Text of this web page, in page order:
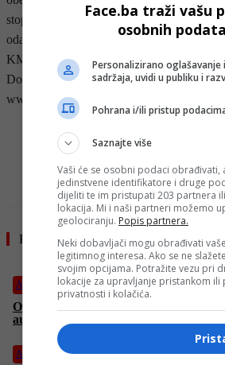
stopom od 3,99% u saradnji s Porsche
odabrane modele do kraja 2018. godine
KM.
Dodatne informacije i ponudu vozila
www.dasweltauto.ba .
Pročitajte još
Auto
Obratite pažnju: Mehaničar upozorio
automobil
Auto
Face.ba traži vašu
osobnih
Personalizirano oglašavanje
sadržaja, uvidi u publiku i
Pohrana i/ili pristup
Saznajte više
Vaši će se osobni podaci obrađivati,
jedinstvene identifikatore i druge
dijeliti te im pristupati 203 partnera
lokacija. Mi i naši partneri možemo
geolociranju. Popis partnera.
Neki dobavljači mogu obrađivati
legitimnog interesa. Ako se ne
svojim opcijama. Potražite vezu pri
lokacije za upravljanje pristankom
privatnosti i kolačića.